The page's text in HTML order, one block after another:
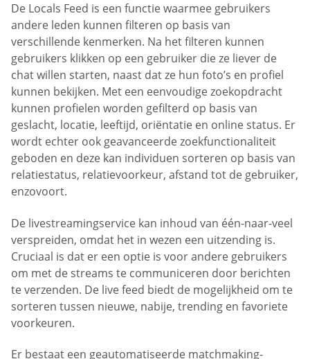
De Locals Feed is een functie waarmee gebruikers
andere leden kunnen filteren op basis van
verschillende kenmerken. Na het filteren kunnen
gebruikers klikken op een gebruiker die ze liever de
chat willen starten, naast dat ze hun foto’s en profiel
kunnen bekijken. Met een eenvoudige zoekopdracht
kunnen profielen worden gefilterd op basis van
geslacht, locatie, leeftijd, oriëntatie en online status. Er
wordt echter ook geavanceerde zoekfunctionaliteit
geboden en deze kan individuen sorteren op basis van
relatiestatus, relatievoorkeur, afstand tot de gebruiker,
enzovoort.
De livestreamingservice kan inhoud van één-naar-veel
verspreiden, omdat het in wezen een uitzending is.
Cruciaal is dat er een optie is voor andere gebruikers
om met de streams te communiceren door berichten
te verzenden. De live feed biedt de mogelijkheid om te
sorteren tussen nieuwe, nabije, trending en favoriete
voorkeuren.
Er bestaat een geautomatiseerde matchmaking-